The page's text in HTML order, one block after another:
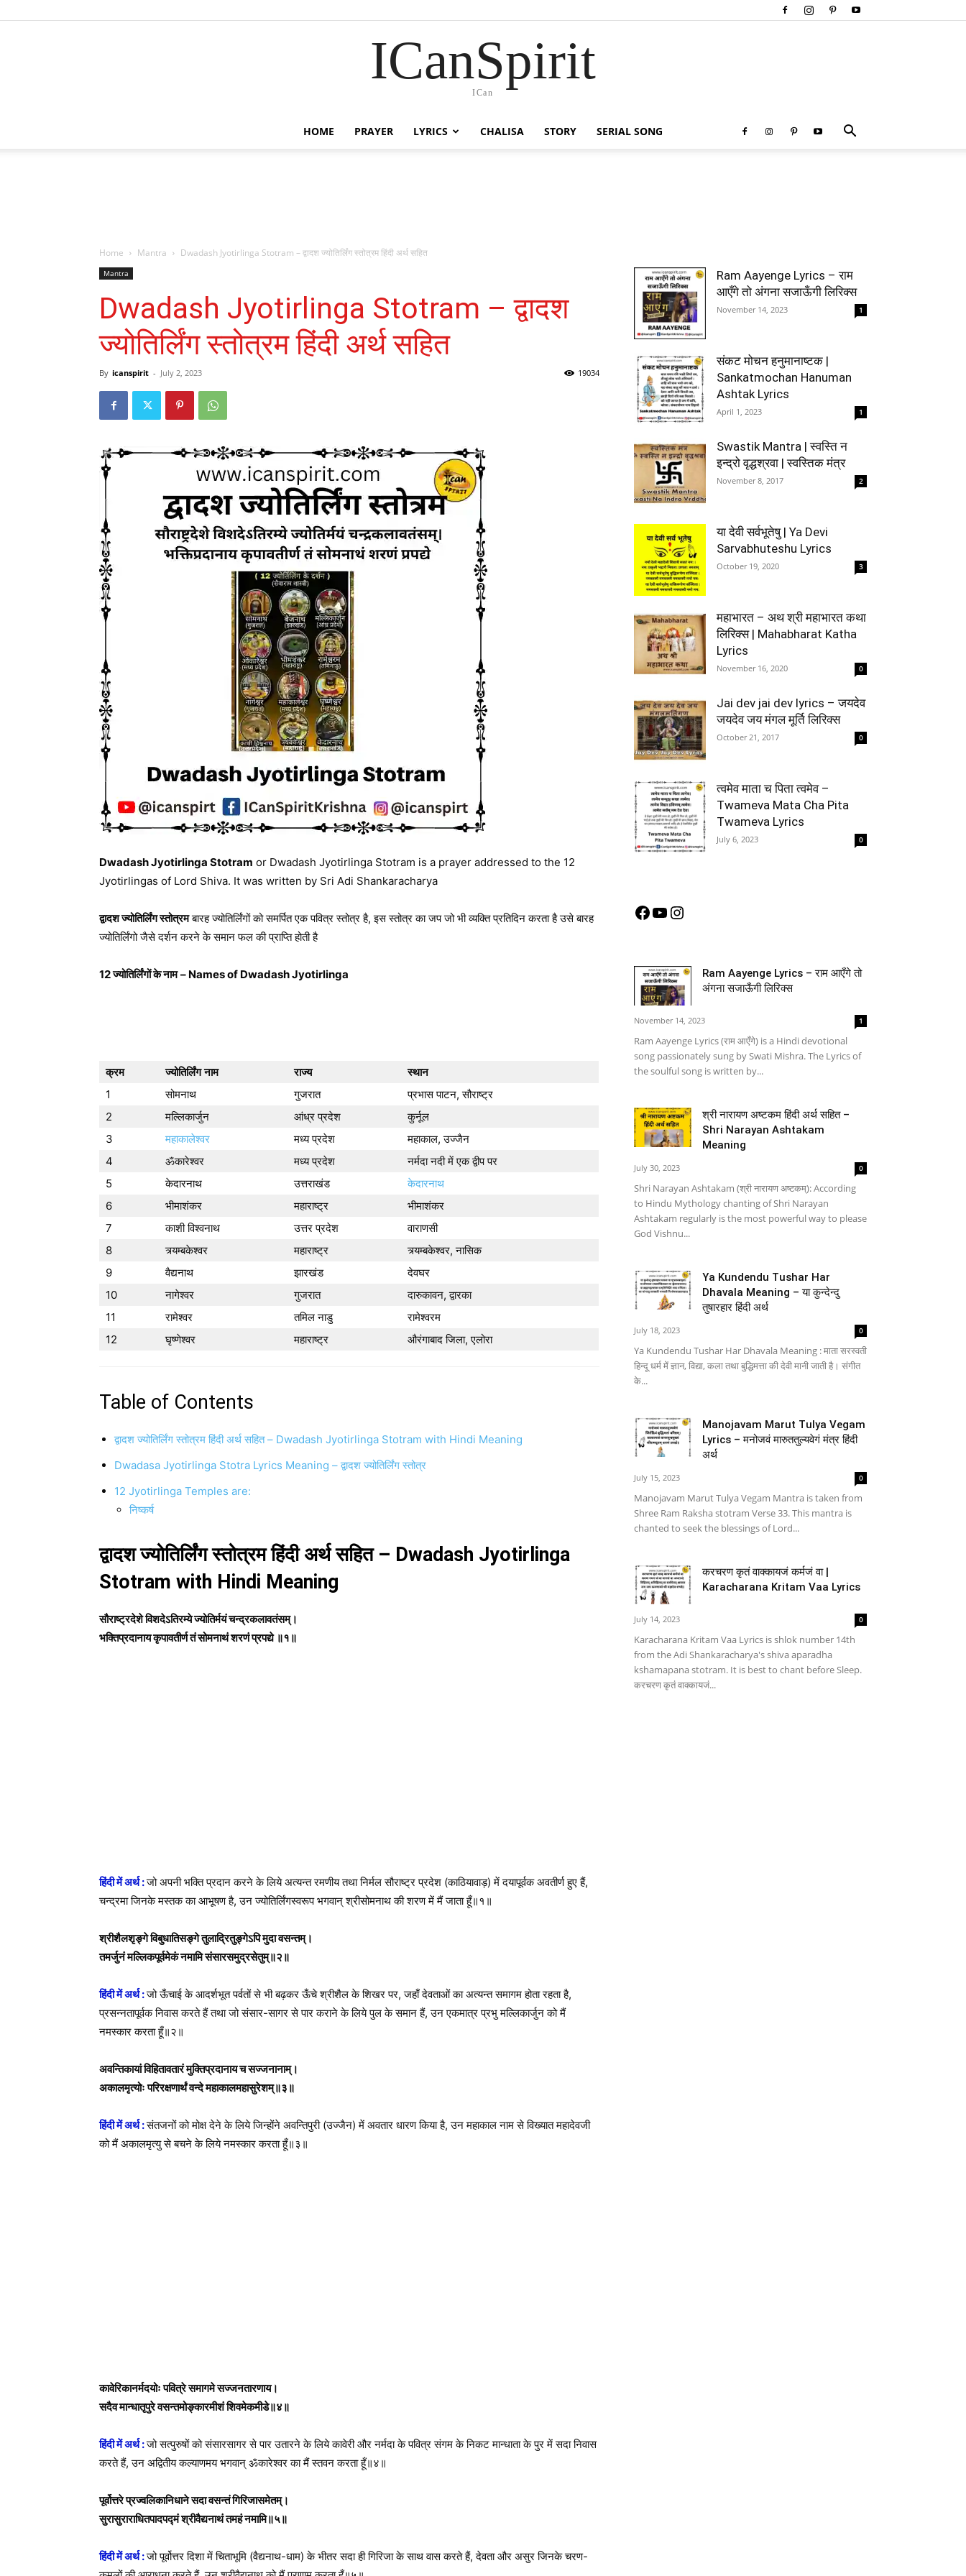
ICanSpirit
ICan
HOME PRAYER LYRICS CHALISA STORY SERIAL SONG
Home Mantra Dwadash Jyotirlinga Stotram – द्वादश ज्योतिर्लिंग स्तोत्रम हिंदी अर्थ सहित
Mantra
Dwadash Jyotirlinga Stotram – द्वादश
ज्योतिर्लिंग स्तोत्रम हिंदी अर्थ सहित
By icanspirit - July 2, 2023 19034
Dwadash Jyotirlinga Stotram or Dwadash Jyotirlinga Stotram is a prayer addressed to the 12
Jyotirlingas of Lord Shiva. It was written by Sri Adi Shankaracharya
द्वादश ज्योतिर्लिंग स्तोत्रमबारह ज्योतिर्लिंगों को समर्पित एक पवित्र स्तोत्र है, इस स्तोत्र का जप जो भी व्यक्ति प्रतिदिन करता है उसे बारह
ज्योतिर्लिंगो जैसे दर्शन करने के समान फल की प्राप्ति होती है
12 ज्योतिर्लिंगों के नाम – Names of Dwadash Jyotirlinga
क्रम ज्योतिर्लिंग नाम राज्य
स्थान
1
सोमनाथ गुजरात
प्रभास पाटन, सौराष्ट्र
2
मल्लिकार्जुन आंध्र प्रदेश
कुर्नूल
3
महाकालेश्वर मध्य प्रदेश
महाकाल, उज्जैन
4
ॐकारेश्वर मध्य प्रदेश
नर्मदा नदी में एक द्वीप पर
5
केदारनाथ उत्तराखंड
केदारनाथ
6
भीमाशंकर महाराष्ट्र
भीमाशंकर
7
काशी विश्वनाथ उत्तर प्रदेश
वाराणसी
8
त्र्यम्बकेश्वर महाराष्ट्र
त्र्यम्बकेश्वर, नासिक
9
वैद्यनाथ झारखंड
देवघर
10
नागेश्वर गुजरात
दारुकावन, द्वारका
11
रामेश्वर तमिल नाडु
रामेश्वरम
12
घृष्णेश्वर महाराष्ट्र औरंगाबाद जिला, एलोरा
Table of Contents
द्वादश ज्योतिर्लिंग स्तोत्रम हिंदी अर्थ सहित – Dwadash Jyotirlinga Stotram with Hindi Meaning
Dwadasa Jyotirlinga Stotra Lyrics Meaning – द्वादश ज्योतिर्लिंग स्तोत्र
12 Jyotirlinga Temples are:
निष्कर्ष
द्वादश ज्योतिर्लिंग स्तोत्रम हिंदी अर्थ सहित – Dwadash Jyotirlinga
Stotram with Hindi Meaning
सौराष्ट्रदेशे विशदेऽतिरम्ये ज्योतिर्मयं चन्द्रकलावतंसम्।
भक्तिप्रदानाय कृपावतीर्ण तं सोमनाथं शरणं प्रपद्ये ॥१॥
हिंदी में अर्थ :जो अपनी भक्ति प्रदान करने के लिये अत्यन्त रमणीय तथा निर्मल सौराष्ट्र प्रदेश (काठियावाड़) में दयापूर्वक अवतीर्ण हुए हैं,
चन्द्रमा जिनके मस्तक का आभूषण है, उन ज्योतिर्लिंगस्वरूप भगवान् श्रीसोमनाथ की शरण में मैं जाता हूँ॥१॥
श्रीशैलशृङ्गे विबुधातिसङ्गे तुलाद्रितुङ्गेऽपि मुदा वसन्तम्।
तमर्जुनं मल्लिकपूर्वमेकं नमामि संसारसमुद्रसेतुम्॥२॥
हिंदी में अर्थ :जो ऊँचाई के आदर्शभूत पर्वतों से भी बढ़कर ऊँचे श्रीशैल के शिखर पर, जहाँ देवताओं का अत्यन्त समागम होता रहता है,
प्रसन्नतापूर्वक निवास करते हैं तथा जो संसार-सागर से पार कराने के लिये पुल के समान हैं, उन एकमात्र प्रभु मल्लिकार्जुन को मैं
नमस्कार करता हूँ॥२॥
अवन्तिकायां विहितावतारं मुक्तिप्रदानाय च सज्जनानाम्।
अकालमृत्योः परिरक्षणार्थं वन्दे महाकालमहासुरेशम्॥३॥
हिंदी में अर्थ :संतजनों को मोक्ष देने के लिये जिन्होंने अवन्तिपुरी (उज्जैन) में अवतार धारण किया है, उन महाकाल नाम से विख्यात महादेवजी
को मैं अकालमृत्यु से बचने के लिये नमस्कार करता हूँ॥३॥
कावेरिकानर्मदयोः पवित्रे समागमे सज्जनतारणाय।
सदैव मान्धातृपुरे वसन्तमोङ्कारमीशं शिवमेकमीडे॥४॥
हिंदी में अर्थ :जो सत्पुरुषों को संसारसागर से पार उतारने के लिये कावेरी और नर्मदा के पवित्र संगम के निकट मान्धाता के पुर में सदा निवास
करते हैं, उन अद्वितीय कल्याणमय भगवान् ॐकारेश्वर का मैं स्तवन करता हूँ॥४॥
पूर्वोत्तरे प्रज्वलिकानिधाने सदा वसन्तं गिरिजासमेतम्।
सुरासुराराधितपादपद्मं श्रीवैद्यनाथं तमहं नमामि॥५॥
हिंदी में अर्थ :जो पूर्वोत्तर दिशा में चिताभूमि (वैद्यनाथ-धाम) के भीतर सदा ही गिरिजा के साथ वास करते हैं, देवता और असुर जिनके चरण-
Ram Aayenge Lyrics – राम
आएँगे तो अंगना सजाऊँगी लिरिक्स
November 14, 2023 1
संकट मोचन हनुमानाष्टक |
Sankatmochan Hanuman
Ashtak Lyrics
April 1, 2023 1
Swastik Mantra | स्वस्ति न
इन्द्रो वृद्धश्रवा | स्वस्तिक मंत्र
November 8, 2017 2
या देवी सर्वभूतेषु | Ya Devi
Sarvabhuteshu Lyrics
October 19, 2020 3
महाभारत – अथ श्री महाभारत कथा
लिरिक्स | Mahabharat Katha
Lyrics
November 16, 2020 0
Jai dev jai dev lyrics – जयदेव
जयदेव जय मंगल मूर्ति लिरिक्स
October 21, 2017 0
त्वमेव माता च पिता त्वमेव –
Twameva Mata Cha Pita
Twameva Lyrics
July 6, 2023 0
Facebook
YouTube
Instagram
Ram Aayenge Lyrics – राम आएँगे तो
अंगना सजाऊँगी लिरिक्स
November 14, 2023 1
Ram Aayenge Lyrics (राम आएँगे) is a Hindi devotional
song passionately sung by Swati Mishra. The Lyrics of
the soulful song is written by...
श्री नारायण अष्टकम हिंदी अर्थ सहित –
Shri Narayan Ashtakam
Meaning
July 30, 2023 0
Shri Narayan Ashtakam (श्री नारायण अष्टकम्): According
to Hindu Mythology chanting of Shri Narayan
Ashtakam regularly is the most powerful way to please
God Vishnu...
Ya Kundendu Tushar Har
Dhavala Meaning – या कुन्देन्दु
तुषारहार हिंदी अर्थ
July 18, 2023 0
Ya Kundendu Tushar Har Dhavala Meaning : माता सरस्वती
हिन्दू धर्म में ज्ञान, विद्या, कला तथा बुद्धिमत्ता की देवी मानी जाती है। संगीत
के...
Manojavam Marut Tulya Vegam
Lyrics – मनोजवं मारुततुल्यवेगं मंत्र हिंदी
अर्थ
July 15, 2023 0
Manojavam Marut Tulya Vegam Mantra is taken from
Shree Ram Raksha stotram Verse 33. This mantra is
chanted to seek the blessings of Lord...
करचरण कृतं वाक्कायजं कर्मजं वा |
Karacharana Kritam Vaa Lyrics
July 14, 2023 0
Karacharana Kritam Vaa Lyrics is shlok number 14th
from the Adi Shankaracharya's shiva aparadha
kshamapana stotram. It is best to chant before Sleep.
करचरण कृतं वाक्कायजं...